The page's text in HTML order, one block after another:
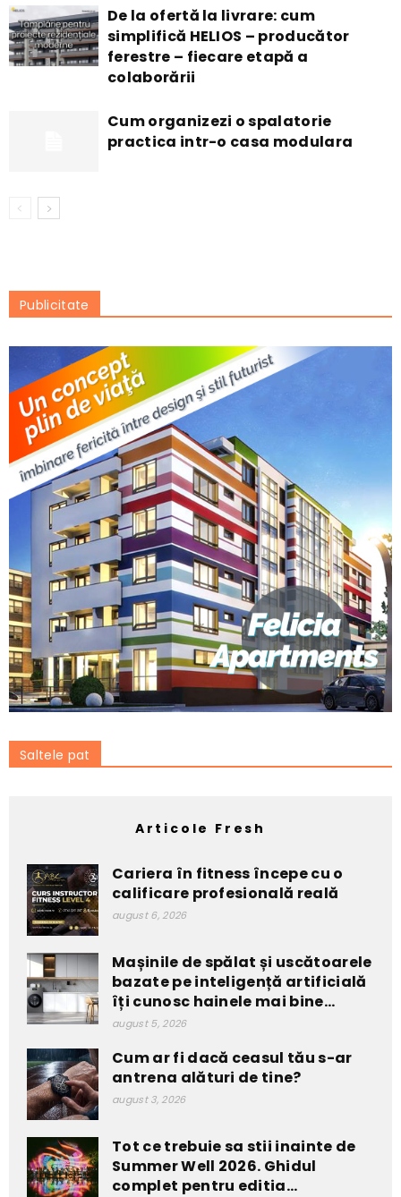
De la ofertă la livrare: cum
simplifică HELIOS – producător
ferestre – fiecare etapă a
colaborării
Cum organizezi o spalatorie
practica intr-o casa modulara
Publicitate
Saltele pat
Articole Fresh
Cariera în fitness începe cu o
calificare profesională reală
august 6, 2026
Mașinile de spălat și uscătoarele
bazate pe inteligență artificială
îți cunosc hainele mai bine...
august 5, 2026
Cum ar fi dacă ceasul tău s-ar
antrena alături de tine?
august 3, 2026
Tot ce trebuie sa stii inainte de
Summer Well 2026. Ghidul
complet pentru editia...